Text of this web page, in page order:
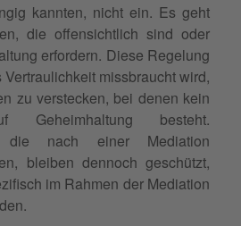
kannten, nicht ein. Es geht
die offensichtlich sind oder
erfordern. Diese Regelung
missbraucht wird,
zu verstecken, bei denen kein
Geheimhaltung besteht.
die nach einer Mediation
bleiben dennoch geschützt,
im Rahmen der Mediation